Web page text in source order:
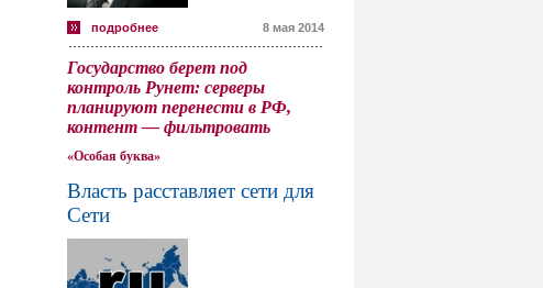
подробнее 8 мая 2014
Государство берет под
контроль Рунет: серверы
планируют перенести в РФ,
контент — фильтровать
«Особая буква»
Власть расставляет сети для
Сети